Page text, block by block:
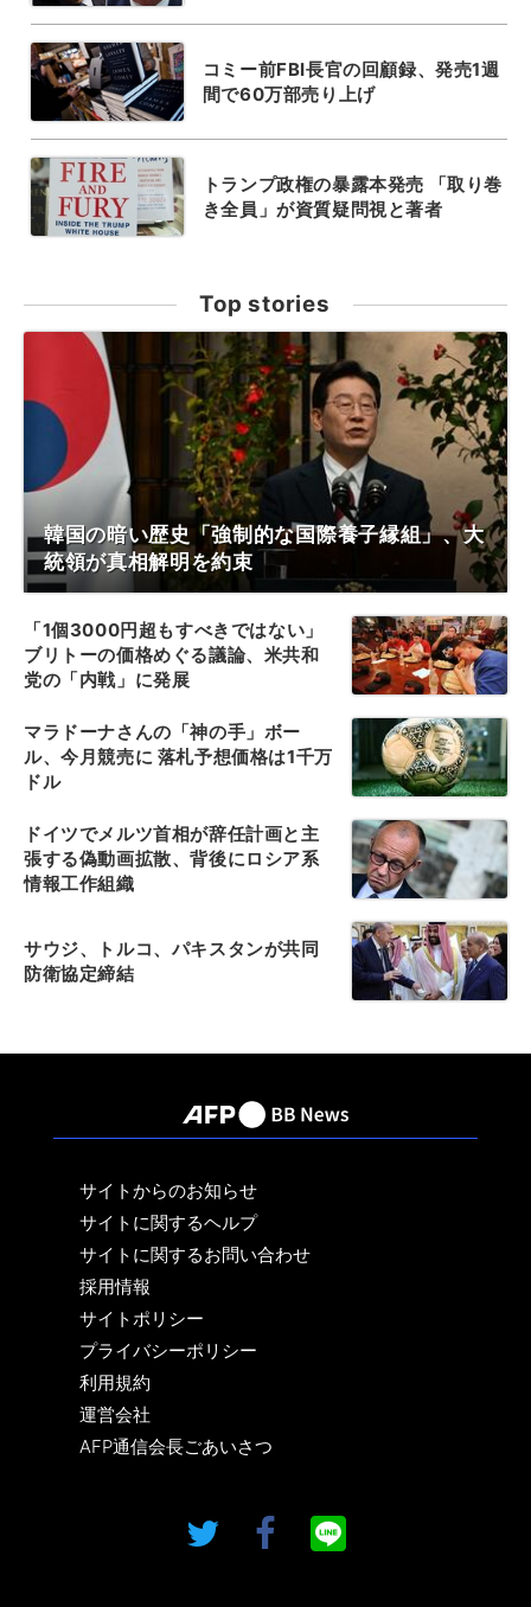
コミー前FBI長官の回顧録、発売1週
間で60万部売り上げ
トランプ政権の暴露本発売 「取り巻
き全員」が資質疑問視と著者
Top stories
韓国の暗い歴史「強制的な国際養子縁組」、大
統領が真相解明を約束
「1個3000円超もすべきではない」
ブリトーの価格めぐる議論、米共和
党の「内戦」に発展
マラドーナさんの「神の手」ボー
ル、今月競売に 落札予想価格は1千万
ドル
ドイツでメルツ首相が辞任計画と主
張する偽動画拡散、背後にロシア系
情報工作組織
サウジ、トルコ、パキスタンが共同
防衛協定締結
サイトからのお知らせ
サイトに関するヘルプ
サイトに関するお問い合わせ
採用情報
サイトポリシー
プライバシーポリシー
利用規約
運営会社
AFP通信会長ごあいさつ